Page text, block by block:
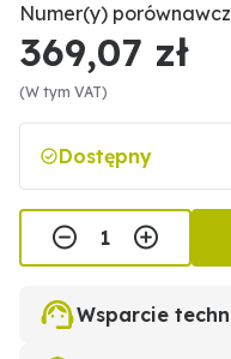
Numer(y)
369,07 zł
(W tym VAT)
Dostępny
Wsparcie